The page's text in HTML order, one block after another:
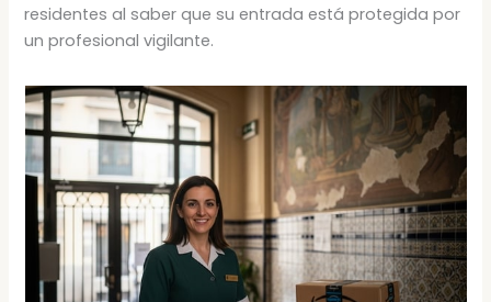
residentes al saber que su entrada está protegida por
un profesional vigilante.